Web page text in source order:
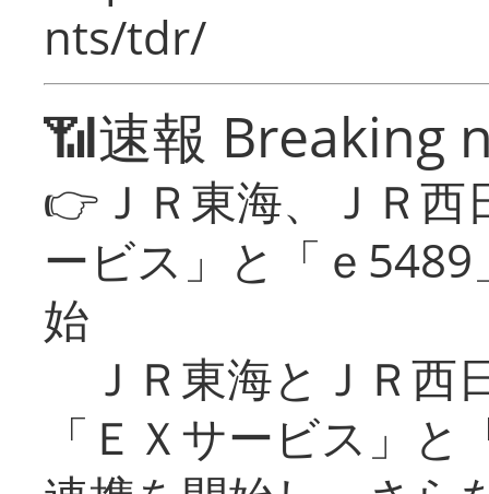
nts/tdr/
📶速報 Breaking
👉ＪＲ東海、ＪＲ
ービス」と「ｅ
始
ＪＲ東海とＪＲ西
「ＥＸサービス」